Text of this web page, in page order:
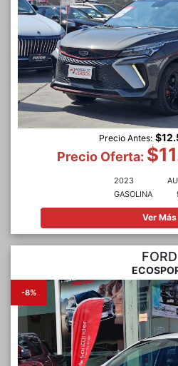
Precio Antes:
Precio Oferta:
2023
GASOLINA
Ver Más
FORD
-8%